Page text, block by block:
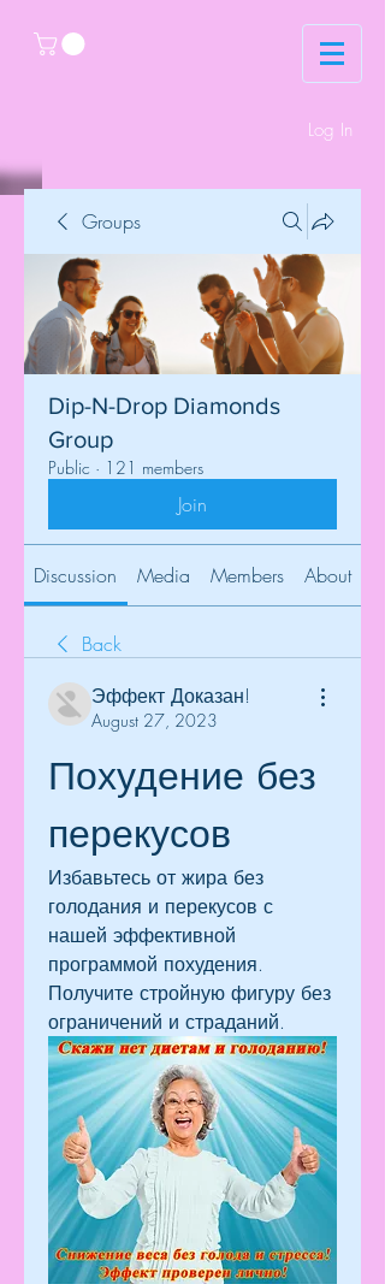
Log In
Groups
Dip-N-Drop Diamonds
Group
Public · 121 members
Join
Discussion Media Members About
Back
Эффект Доказан!
August 27, 2023
Похудение без
перекусов
Избавьтесь от жира без
голодания и перекусов с
нашей эффективной
программой похудения.
Получите стройную фигуру без
ограничений и страданий.